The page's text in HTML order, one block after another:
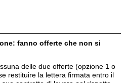
fanno offerte che non si
delle due offerte (opzione 1 o
restituire la lettera firmata entro il